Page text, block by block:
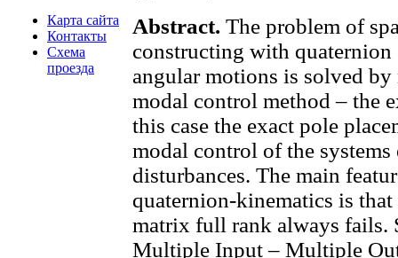
Карта сайта
Контакты
Схема
проезда
Abstract. The problem of
constructing with quaternion
angular motions is solved
modal control method – the
this case the exact pole
modal control of the
disturbances. The main
quaternion-kinematics is
matrix full rank always fails.
Multiple Input – Multiple